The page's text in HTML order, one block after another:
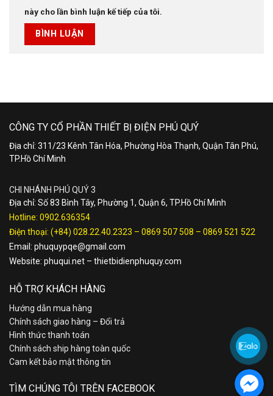
này cho lần bình luận kế tiếp của tôi.
CÔNG TY CỔ PHẦN THIẾT BỊ ĐIỆN PHÚ QUÝ
Địa chỉ: 311/23 Kênh Tân Hóa, Phường Hòa Thạnh, Quận Tân Phú,
TP.Hồ Chí Minh
CHI NHÁNH PHÚ QUÝ 3
Địa chỉ: Số 83 Bình Tây, Phường 1, Quận 6, TP.Hồ Chí Minh
Hotline: 0902.636354
Điện thoại: (+84) 028.22.40.2323 – 0869 507 508 – 0869 521 522
Email: phuquypqe@gmail.com
Website: phuqui.net – thietbidienphuquy.com
HỖ TRỢ KHÁCH HÀNG
Hướng dẫn mua hàng
Chính sách giao hàng – Đổi trả
Hình thức thanh toán
Chính sách ship hàng toàn quốc
Cam kết bảo mật thông tin
TÌM CHÚNG TÔI TRÊN FACEBOOK